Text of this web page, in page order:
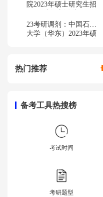
院2023年硕士研究生招
23考研调剂：中国石油
大学（华东）2023年硕
热门推荐
备考工具热搜榜
考试时间
考研题型